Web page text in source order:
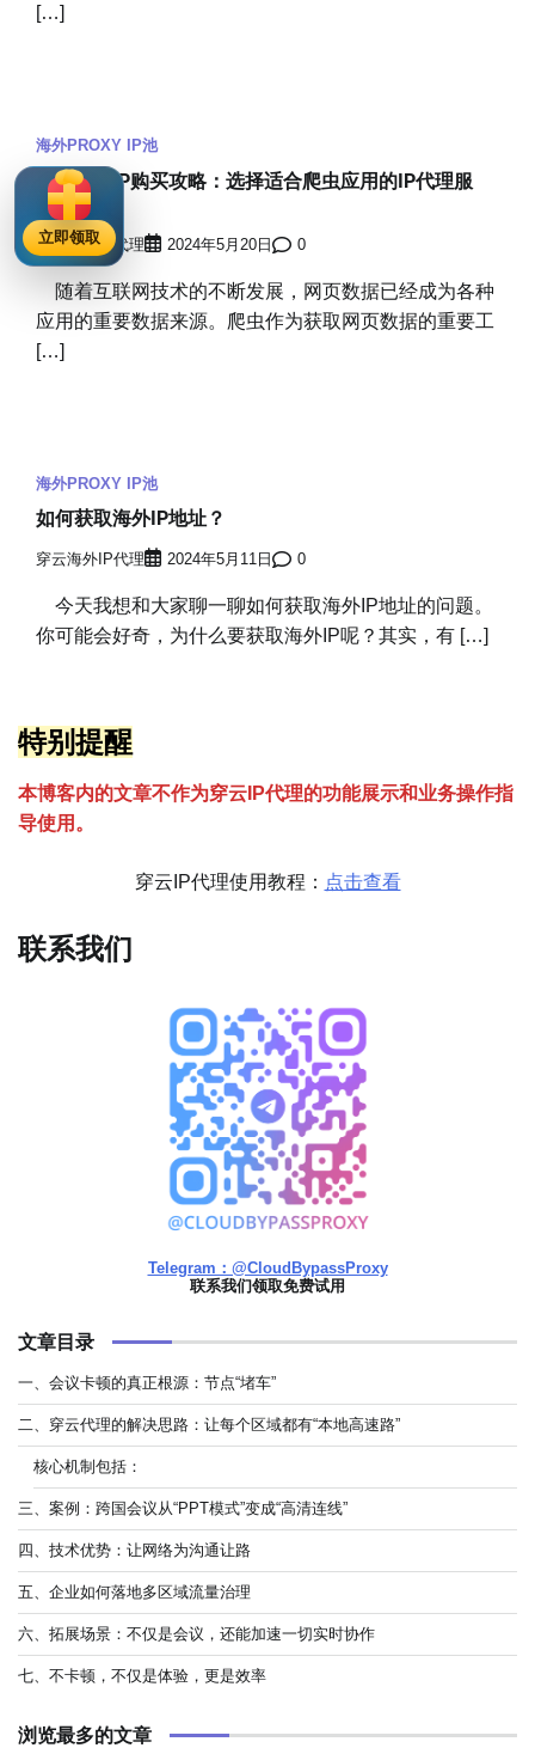
[…]
海外PROXY IP池
住宅动态IP购买攻略：选择适合爬虫应用的IP代理服
务？
穿云海外IP代理 2024年5月20日 0
随着互联网技术的不断发展，网页数据已经成为各种
应用的重要数据来源。爬虫作为获取网页数据的重要工
[…]
海外PROXY IP池
如何获取海外IP地址？
穿云海外IP代理 2024年5月11日 0
今天我想和大家聊一聊如何获取海外IP地址的问题。
你可能会好奇，为什么要获取海外IP呢？其实，有 […]
特别提醒
本博客内的文章不作为穿云 P代理的功能展示和业务操作指
导使用。
穿云IP代理使用教程： 点击查看
联系我们
Telegram：@CloudBypassProxy
联系我们领取免费试用
文章目录
一、会议卡顿的真正根源：节点“堵车”
二、穿云代理的解决思路：让每个区域都有“本地高速路”
核心机制包括：
三、案例：跨国会议从“PPT模式”变成“高清连线”
四、技术优势：让网络为沟通让路
五、企业如何落地多区域流量治理
六、拓展场景：不仅是会议，还能加速一切实时协作
七、不卡顿，不仅是体验，更是效率
浏览最多的文章
立即领取